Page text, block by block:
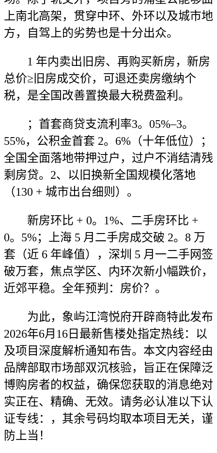
上南北高架，贯穿中环、外环以及城市地
方，自驾上的劣势也是十分出众。
1 年内卖出旧房、再购买新房，新房
总价≥旧房成交价，可退还卖房缴纳个
税，是全国改善置换最大税费盈利。
；首套商贷支流利率3。05%–3。
55%，公积金首套 2。6%（十年低位）；
全国全面落地带押过户，过户不消结清残
剩房贷。2、以旧换新全国规模化落地
（130 + 城市出台细则）。
新房环比 + 0。1%、二手房环比 +
0。5%；上海 5 月二手房成交破 2。8 万
套（近 6 年峰值），深圳 5 月一二手网签
破万套，焦点学区、内环次新小幅跌价，
近郊平稳。全年预判：房价？。
为此，象屿江湾悦府开辟商特此发布
2026年6月16日最新售楼处指定热线：以
及项目深度解析通知布告。本文内容经由
品牌部取市场部双沉核验，旨正在保障泛
博购房者的权益，确保您获取的消息绝对
实正在、精确、无效。请务必认准以下认
证专线：，其余号码均取本项目无关，谨
防上当！